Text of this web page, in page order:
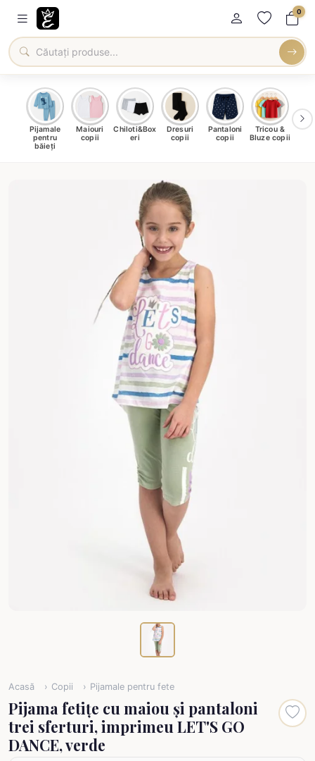
0
Pijamale
pentru
băieți
Maiouri
copii
Chiloti&Box
eri
Dresuri
copii
Pantaloni
copii
Tricou &
Bluze copii
Acasă Copii Pijamale pentru fete
Pijama fetițe cu maiou și pantaloni
trei sferturi, imprimeu LET'S GO
DANCE, verde